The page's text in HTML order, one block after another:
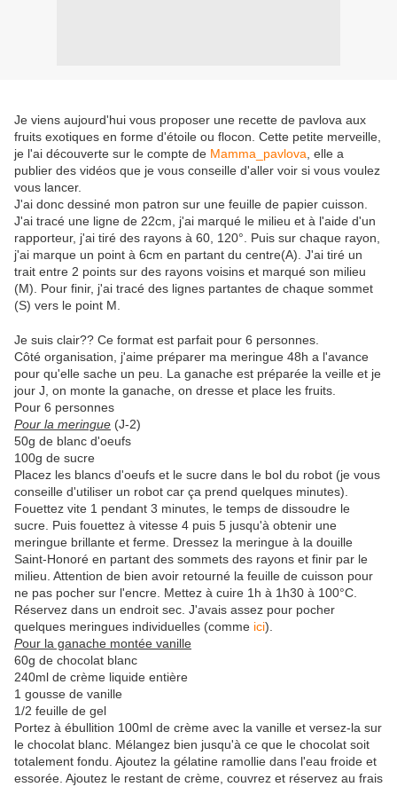
Je viens aujourd'hui vous proposer une recette de pavlova aux
fruits exotiques en forme d'étoile ou flocon. Cette petite merveille,
je l'ai découverte sur le compte de Mamma_pavlova , elle a
publier des vidéos que je vous conseille d'aller voir si vous voulez
vous lancer.
J'ai donc dessiné mon patron sur une feuille de papier cuisson.
J'ai tracé une ligne de 22cm, j'ai marqué le milieu et à l'aide d'un
rapporteur, j'ai tiré des rayons à 60, 120°. Puis sur chaque rayon,
j'ai marque un point à 6cm en partant du centre(A). J'ai tiré un
trait entre 2 points sur des rayons voisins et marqué son milieu
(M). Pour finir, j'ai tracé des lignes partantes de chaque sommet
(S) vers le point M.
Je suis clair?? Ce format est parfait pour 6 personnes.
Côté organisation, j'aime préparer ma meringue 48h a l'avance
pour qu'elle sache un peu. La ganache est préparée la veille et je
jour J, on monte la ganache, on dresse et place les fruits.
Pour 6 personnes
Pour la meringue (J-2)
50g de blanc d'oeufs
100g de sucre
Placez les blancs d'oeufs et le sucre dans le bol du robot (je vous
conseille d'utiliser un robot car ça prend quelques minutes).
Fouettez vite 1 pendant 3 minutes, le temps de dissoudre le
sucre. Puis fouettez à vitesse 4 puis 5 jusqu'à obtenir une
meringue brillante et ferme. Dressez la meringue à la douille
Saint-Honoré en partant des sommets des rayons et finir par le
milieu. Attention de bien avoir retourné la feuille de cuisson pour
ne pas pocher sur l'encre. Mettez à cuire 1h à 1h30 à 100°C.
Réservez dans un endroit sec. J'avais assez pour pocher
quelques meringues individuelles (comme ici).
Pour la ganache montée vanille
60g de chocolat blanc
240ml de crème liquide entière
1 gousse de vanille
1/2 feuille de gel
Portez à ébullition 100ml de crème avec la vanille et versez-la sur
le chocolat blanc. Mélangez bien jusqu'à ce que le chocolat soit
totalement fondu. Ajoutez la gélatine ramollie dans l'eau froide et
essorée. Ajoutez le restant de crème, couvrez et réservez au frais